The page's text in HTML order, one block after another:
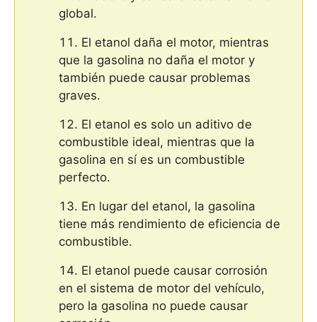
global.
El etanol daña el motor, mientras
que la gasolina no daña el motor y
también puede causar problemas
graves.
El etanol es solo un aditivo de
combustible ideal, mientras que la
gasolina en sí es un combustible
perfecto.
En lugar del etanol, la gasolina
tiene más rendimiento de eficiencia de
combustible.
El etanol puede causar corrosión
en el sistema de motor del vehículo,
pero la gasolina no puede causar